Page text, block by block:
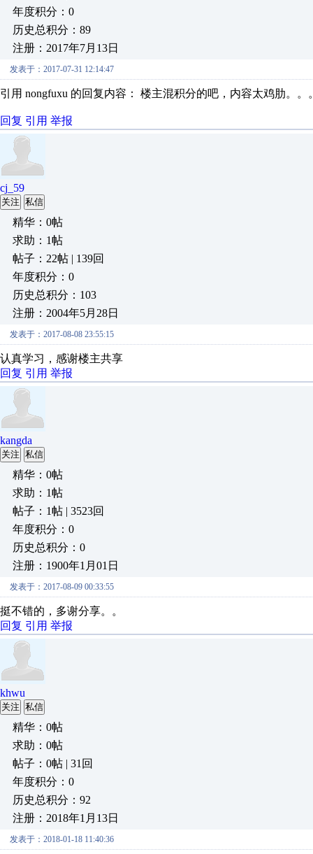
年度积分：0
历史总积分：89
注册：2017年7月13日
发表于：2017-07-31 12:14:47
引用 nongfuxu 的回复内容： 楼主混积分的吧，内容太鸡肋。
回复 引用 举报
cj_59
关注 私信
精华：0帖
求助：1帖
帖子：22帖 | 139回
年度积分：0
历史总积分：103
注册：2004年5月28日
发表于：2017-08-08 23:55:15
认真学习，感谢楼主共享
回复 引用 举报
kangda
关注 私信
精华：0帖
求助：1帖
帖子：1帖 | 3523回
年度积分：0
历史总积分：0
注册：1900年1月01日
发表于：2017-08-09 00:33:55
挺不错的，多谢分享。。
回复 引用 举报
khwu
关注 私信
精华：0帖
求助：0帖
帖子：0帖 | 31回
年度积分：0
历史总积分：92
注册：2018年1月13日
发表于：2018-01-18 11:40:36